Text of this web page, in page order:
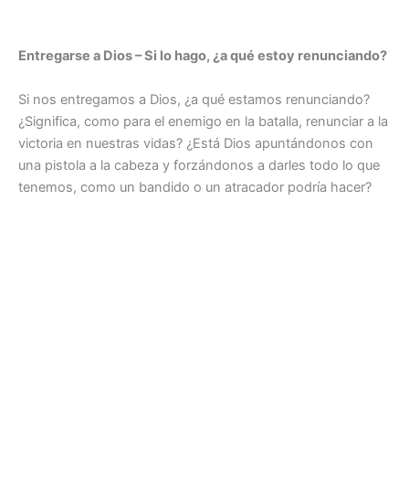
Entregarse a Dios – Si lo hago, ¿a qué estoy renunciando?
Si nos entregamos a Dios, ¿a qué estamos renunciando?
¿Significa, como para el enemigo en la batalla, renunciar a la
victoria en nuestras vidas? ¿Está Dios apuntándonos con
una pistola a la cabeza y forzándonos a darles todo lo que
tenemos, como un bandido o un atracador podría hacer?